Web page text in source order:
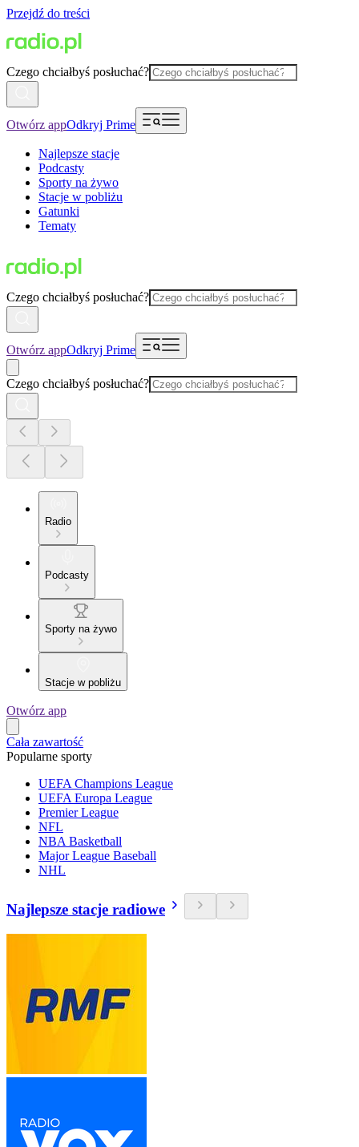
Przejdź do treści
Czego chciałbyś posłuchać?
Otwórz appOdkryj Prime
Najlepsze stacje
Podcasty
Sporty na żywo
Stacje w pobliżu
Gatunki
Tematy
Czego chciałbyś posłuchać?
Otwórz appOdkryj Prime
Czego chciałbyś posłuchać?
Radio
Podcasty
Sporty na żywo
Stacje w pobliżu
Otwórz app
Cała zawartość
Popularne sporty
UEFA Champions League
UEFA Europa League
Premier League
NFL
NBA Basketball
Major League Baseball
NHL
Najlepsze stacje radiowe